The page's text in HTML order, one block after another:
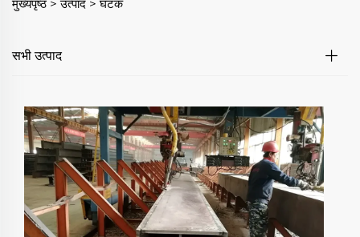
मुख्यपृष्ठ > उत्पाद >घटक
सभी उत्पाद